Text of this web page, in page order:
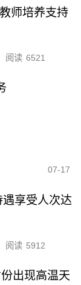
师培养支持
阅读 6521
07-17
享受人次达
阅读 5912
出现高温天